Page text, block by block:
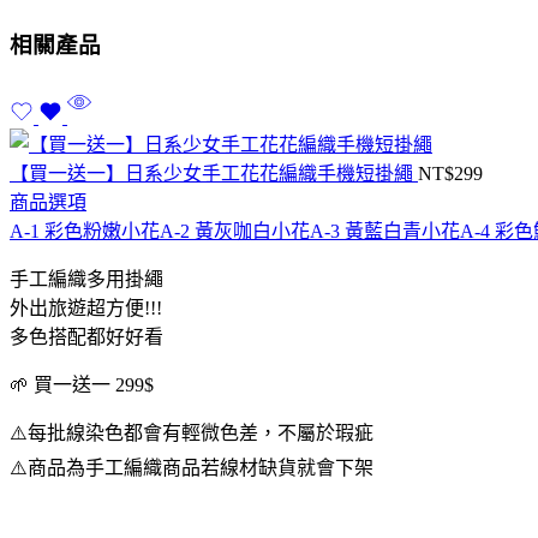
相關產品
【買一送一】日系少女手工花花編織手機短掛繩 NT$299
商品選項
A-1 彩色粉嫩小花A-2 黃灰咖白小花A-3 黃藍白青小花A-4 彩
手工編織多用掛繩
外出旅遊超方便!!!
多色搭配都好好看
🌱 買一送一 299$
⚠️每批線染色都會有輕微色差，不屬於瑕疵
⚠️商品為手工編織商品若線材缺貨就會下架